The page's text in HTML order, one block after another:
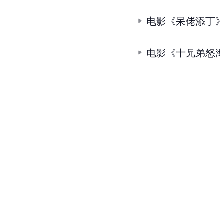
电影《呆佬添丁
电影《十兄弟怒